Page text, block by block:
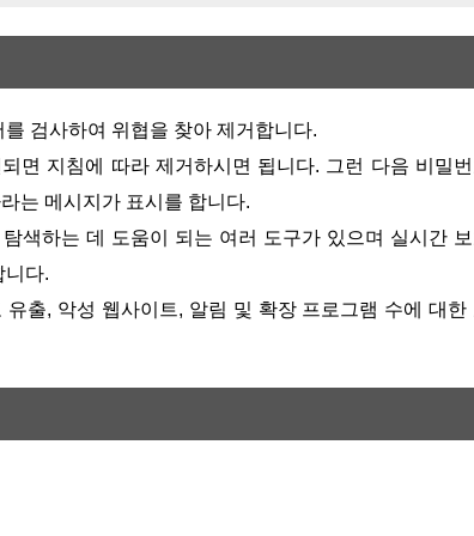
를 검사하여 위협을 찾아 제거합니다.
면 지침에 따라 제거하시면 됩니다. 그런 다음 비밀번
는 메시지가 표시를 합니다.
색하는 데 도움이 되는 여러 도구가 있으며 실시간 보
니다.
출, 악성 웹사이트, 알림 및 확장 프로그램 수에 대한